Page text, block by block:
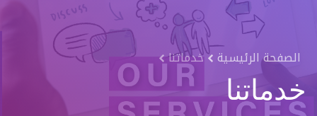
الصفحة الرئيسية خدماتنا
خدماتنا